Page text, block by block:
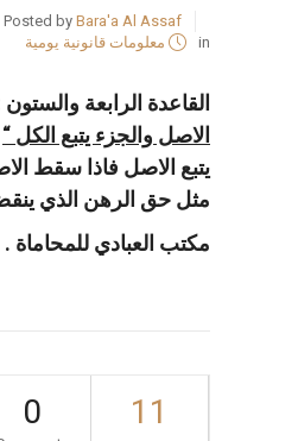
Posted by Bara'a Al Assaf
in
معلومات قانونية يومية
القاعدة الرابعة والستون
الاصل والجزء يتبع الكل “
يتبع الاصل فاذا سقط
مثل حق الرهن الذي
مكتب العبادي للمحاماة .
11
0